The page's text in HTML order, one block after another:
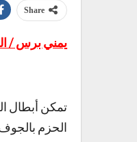
Share
يمني برس /
تمكن أبطال
الحزم